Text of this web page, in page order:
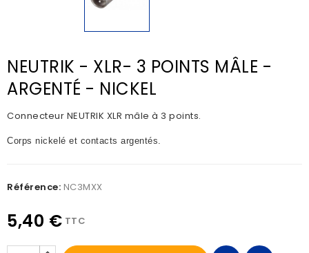
NEUTRIK - XLR- 3 POINTS MÂLE -
ARGENTÉ - NICKEL
Connecteur NEUTRIK XLR mâle à 3 points.
Corps nickelé et contacts argentés.
Référence: NC3MXX
5,40 € TTC